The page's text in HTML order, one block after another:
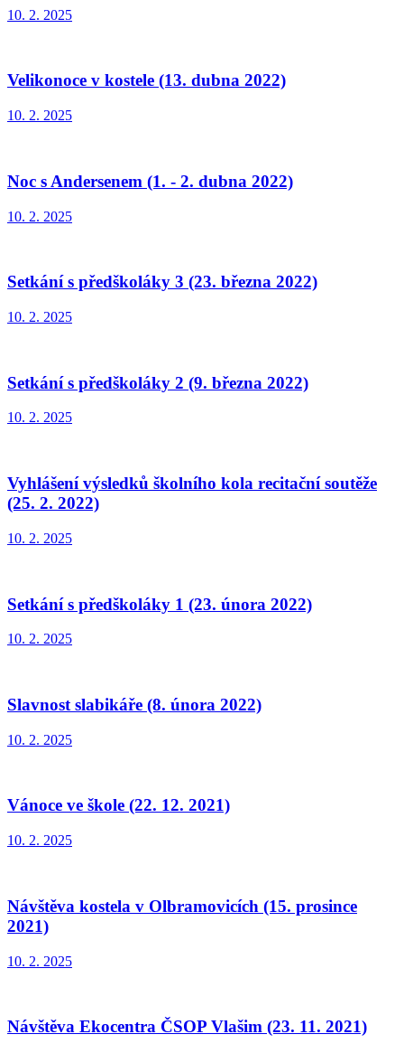
10. 2. 2025
Velikonoce v kostele (13. dubna 2022)
10. 2. 2025
Noc s Andersenem (1. - 2. dubna 2022)
10. 2. 2025
Setkání s předškoláky 3 (23. března 2022)
10. 2. 2025
Setkání s předškoláky 2 (9. března 2022)
10. 2. 2025
Vyhlášení výsledků školního kola recitační soutěže
(25. 2. 2022)
10. 2. 2025
Setkání s předškoláky 1 (23. února 2022)
10. 2. 2025
Slavnost slabikáře (8. února 2022)
10. 2. 2025
Vánoce ve škole (22. 12. 2021)
10. 2. 2025
Návštěva kostela v Olbramovicích (15. prosince
2021)
10. 2. 2025
Návštěva Ekocentra ČSOP Vlašim (23. 11. 2021)